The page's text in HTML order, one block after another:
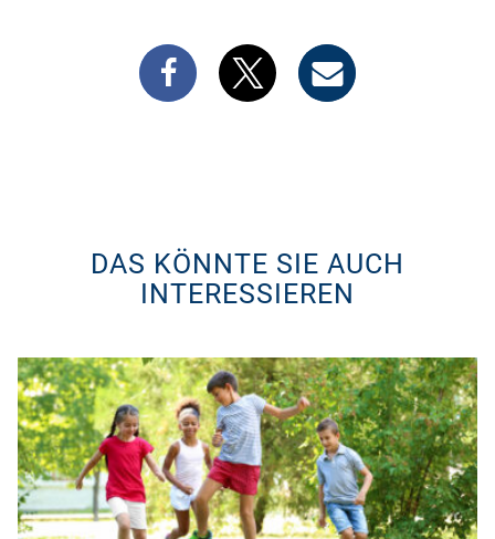
DAS KÖNNTE SIE AUCH
INTERESSIEREN